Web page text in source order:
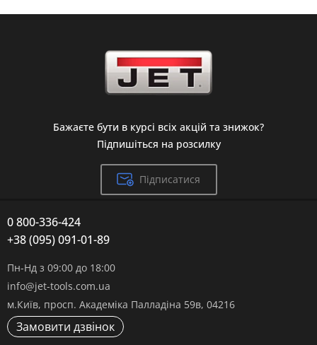
Бажаєте бути в курсі всіх акцій та знижок?
Підпишіться на розсилку
Підписатися
0 800-336-424
+38 (095) 091-01-89
Пн-Нд з 09:00 до 18:00
info@jet-tools.com.ua
м.Київ, просп. Академіка Палладіна 59в, 04216
Замовити дзвінок